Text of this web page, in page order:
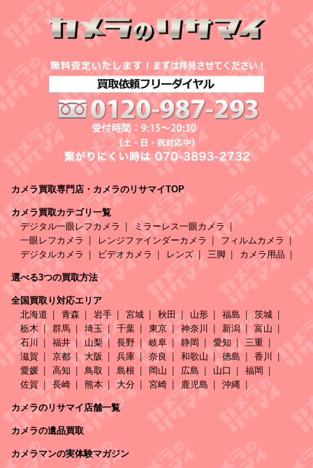
カメラ買取専門店・カメラのリサマイTOP
カメラ買取カテゴリ一覧
デジタル一眼レフカメラ
ミラーレス一眼カメラ
一眼レフカメラ
レンジファインダーカメラ
フィルムカメラ
デジタルカメラ
ビデオカメラ レンズ 三脚 カメラ用品
選べる3つの買取方法
全国買取り対応エリア
北海道
青森 岩手 宮城 秋田 山形 福島
茨城
栃木
群馬 埼玉 千葉 東京 神奈川 新潟
富山
石川
福井 山梨 長野 岐阜 静岡 愛知
三重
滋賀
京都 大阪 兵庫 奈良 和歌山 徳島
香川
愛媛
高知 鳥取 島根 岡山 広島 山口
福岡
佐賀
長崎 熊本 大分 宮崎 鹿児島 沖縄
カメラのリサマイ店舗一覧
カメラの遺品買取
カメラマンの実体験マガジン